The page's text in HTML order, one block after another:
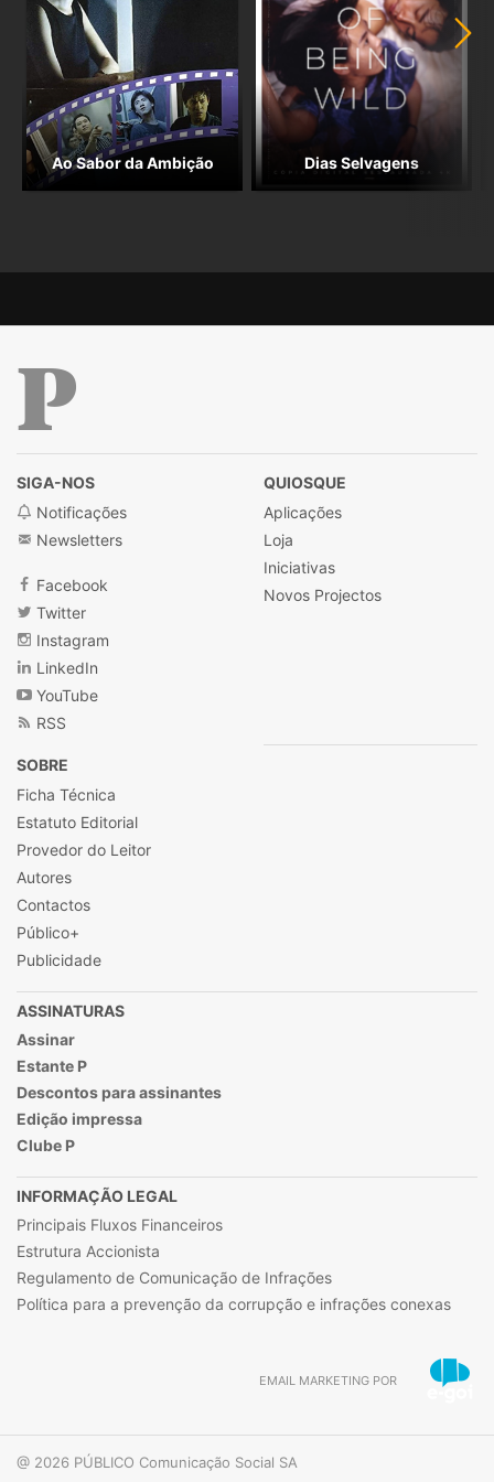
Ao Sabor da Ambição Dias Selvagens
SIGA-NOS
Notificações
Newsletters
Facebook
Twitter
Instagram
LinkedIn
YouTube
RSS
QUIOSQUE
Aplicações
Loja
Iniciativas
Novos Projectos
SOBRE
Ficha Técnica
Estatuto Editorial
Provedor do Leitor
Autores
Contactos
Público+
Publicidade
ASSINATURAS
Assinar
Estante P
Descontos para assinantes
Edição impressa
Clube P
INFORMAÇÃO LEGAL
Principais Fluxos Financeiros
Estrutura Accionista
Regulamento de Comunicação de Infrações
Política para a prevenção da corrupção e infrações conexas
EMAIL MARKETING POR
@ 2026 PÚBLICO Comunicação Social SA